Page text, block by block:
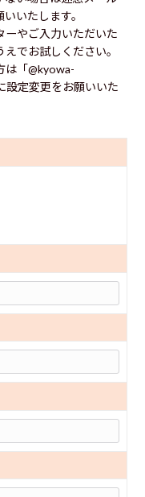
いたします。
ーやご入力いただいた
でお試しください。
は「@kyowa-
設定変更をお願いいた